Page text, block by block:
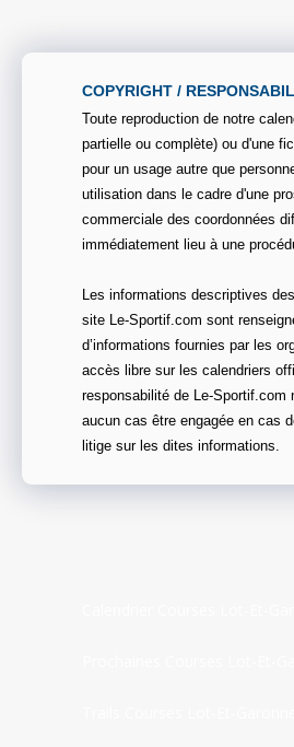
COPYRIGHT /
Toute reproduction de notre
partielle ou complète) ou d'une
pour un usage autre que
utilisation dans le cadre d'une
commerciale des coordonnées
immédiatement lieu à une
Les informations descriptives
site Le-Sportif.com sont
d’informations fournies par les
accès libre sur les calendriers
responsabilité de Le-Sportif.com
aucun cas être engagée en cas
litige sur les dites informations.